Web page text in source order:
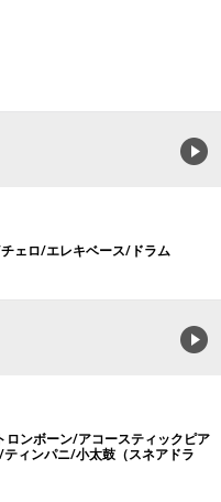
ェロ/エレキベース/ドラム
ンボーン/アコースティックピア
ィンパニ/小太鼓（スネアドラ